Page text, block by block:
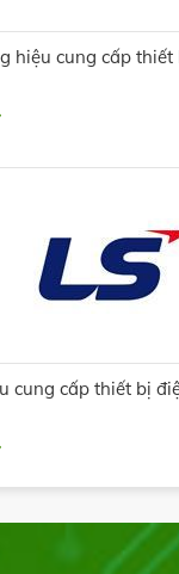
hiệu cung cấp
cung cấp thiết bị